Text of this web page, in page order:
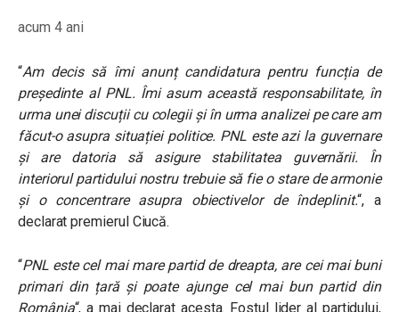
acum 4 ani
“Am decis să îmi anunț candidatura pentru funcția de
președinte al PNL. Îmi asum această responsabilitate, în
urma unei discuții cu colegii și în urma analizei pe care am
făcut-o asupra situației politice. PNL este azi la guvernare
și are datoria să asigure stabilitatea guvernării. În
interiorul partidului nostru trebuie să fie o stare de armonie
și o concentrare asupra obiectivelor de îndeplinit.“, a
declarat premierul Ciucă.
“PNL este cel mai mare partid de dreapta, are cei mai buni
primari din țară și poate ajunge cel mai bun partid din
România“, a mai declarat acesta. Fostul lider al partidului,